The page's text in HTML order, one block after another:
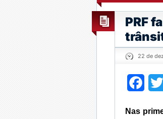
PRF
22 de
Nas